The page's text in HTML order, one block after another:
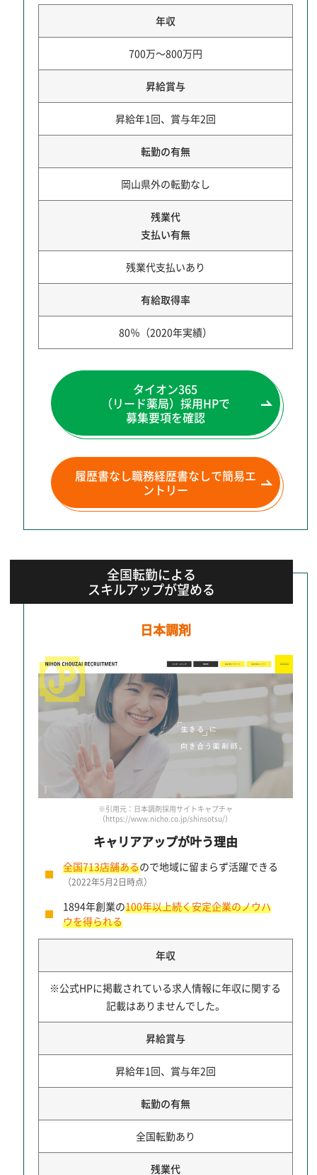
年収
700万～800万円
昇給賞与
昇給年1回、賞与年2回
転勤の有無
岡山県外の転勤なし
残業代
支払い有無
残業代支払いあり
有給取得率
80％（2020年実績）
タイオン365
（リード薬局） 採用HPで
募集要項を確認
履歴書なし職務経歴書なしで簡易エ
ントリー
全国転勤による
スキルアップが望める
日本調剤
※引用元：日本調剤採用サイトキャプチャ
（https://www.nicho.co.jp/shinsotsu/）
キャリアアップが叶う理由
全国713店舗あるので地域に留まらず活躍できる
（2022年5月2日時点）
1894年創業の100年以上続く安定企業のノウハ
ウを得られる
年収
※公式HPに掲載されている求人情報に年収に関する
記載はありませんでした。
昇給賞与
昇給年1回、賞与年2回
転勤の有無
全国転勤あり
残業代